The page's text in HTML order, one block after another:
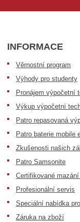
INFORMACE
Věrnostní program
Výhody pro studenty
Pronájem výpočetní
Výkup výpočetní
Patro repasovaná
Patro baterie mobile
Zkušenosti našich
Patro Samsonite
Certifikované
Profesionální servis
Speciální nabídka
Záruka na zboží